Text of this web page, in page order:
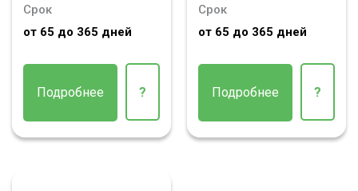
Срок
от 65 до 365 дней
Подробнее ?
Срок
от 65 до 365 дней
Подробнее ?